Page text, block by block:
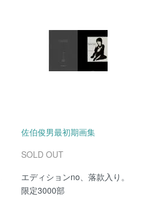
佐伯俊男最初期画集
SOLD OUT
エディションno、落款入り。
限定3000部